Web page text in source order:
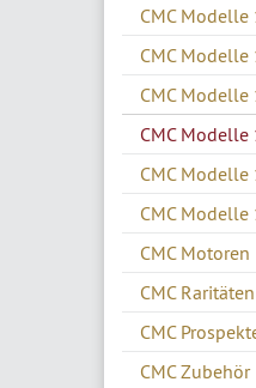
CMC Modelle
CMC Modelle
CMC Modelle
CMC Modelle
CMC Modelle
CMC Modelle
CMC Motoren
CMC Raritäten
CMC
CMC Zubehör